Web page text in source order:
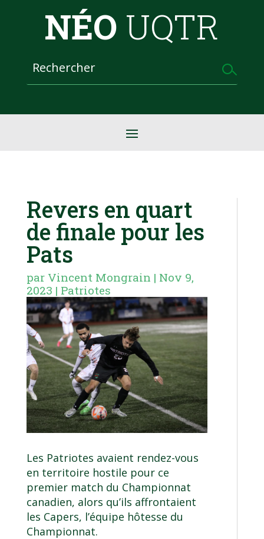
NÉO UQTR
Revers en quart
de finale pour les
Pats
par Vincent Mongrain | Nov 9,
2023 | Patriotes
Les Patriotes avaient rendez-vous
en territoire hostile pour ce
premier match du Championnat
canadien, alors qu’ils affrontaient
les Capers, l’équipe hôtesse du
Championnat.